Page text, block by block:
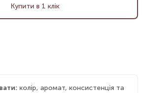
Купити в 1 клік
колір, аромат, консистенція та